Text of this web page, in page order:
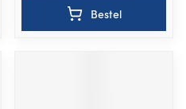
Bestel